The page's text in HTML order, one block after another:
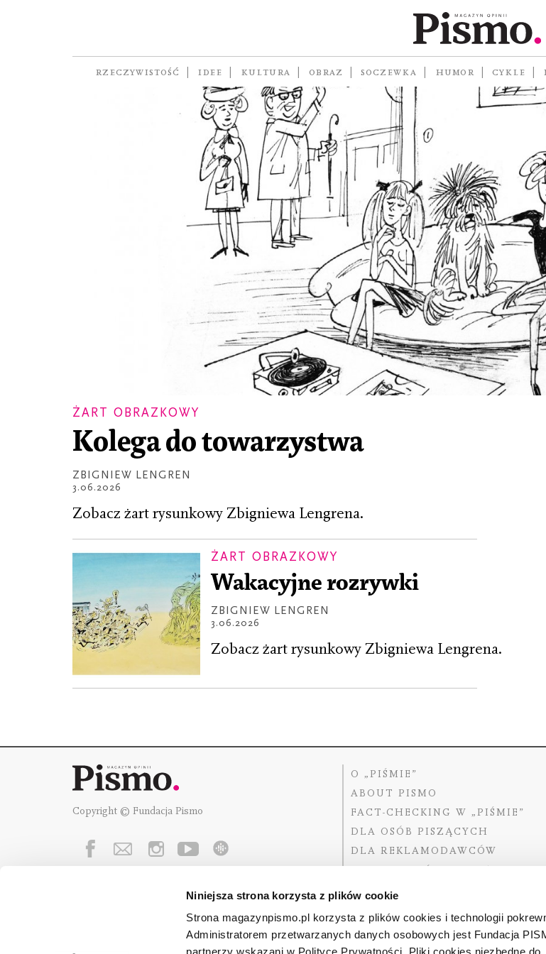
Niniejsza strona korzysta z plików cookie
Strona magazynpismo.pl korzysta z plików cookies i technologii
Administratorem przetwarzanych danych osobowych jest Fundacja
RZECZYWISTOŚĆ IDEE KULTURA OBRAZ SOCZEWKA HUMOR CYKLE
ŻART OBRAZKOWY
Kolega do towarzystwa
ZBIGNIEW LENGREN
3.06.2026
Zobacz żart rysunkowy Zbigniewa Lengrena.
ŻART OBRAZKOWY
Wakacyjne rozrywki
ZBIGNIEW LENGREN
3.06.2026
Zobacz żart rysunkowy Zbigniewa Lengrena.
Copyright © Fundacja Pismo
O „PIŚMIE”
ABOUT PISMO
FACT-CHECKING W „PIŚMIE”
DLA OSÓB PISZĄCYCH
DLA REKLAMODAWCÓW
Fundację Pismowspierają: